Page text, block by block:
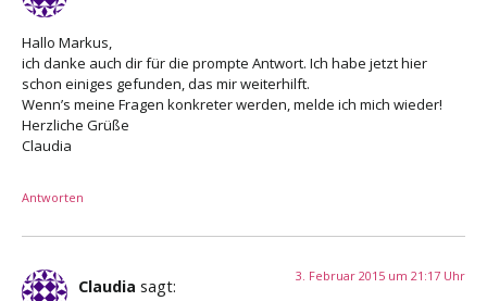
Hallo Markus,
ich danke auch dir für die prompte Antwort. Ich habe jetzt hier
schon einiges gefunden, das mir weiterhilft.
Wenn’s meine Fragen konkreter werden, melde ich mich wieder!
Herzliche Grüße
Claudia
Antworten
Claudia sagt:
3. Februar 2015 um 21:17 Uhr